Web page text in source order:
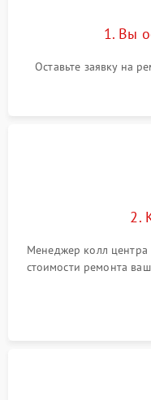
1. Вы
Оставьте заявку на
2.
Менеджер колл центра
стоимости ремонта